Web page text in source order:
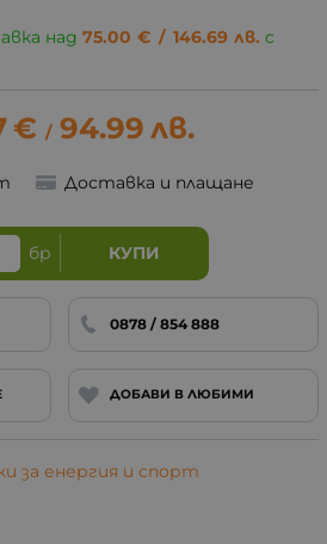
над 75.00 € / 146.69 лв. с
€ / 94.99 лв.
Доставка и плащане
бр КУПИ
0878 / 854 888
ДОБАВИ В ЛЮБИМИ
за енергия и спорт